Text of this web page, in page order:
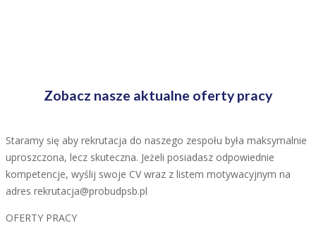
Zobacz nasze aktualne oferty pracy
Staramy się aby rekrutacja do naszego zespołu była maksymalnie
uproszczona, lecz skuteczna. Jeżeli posiadasz odpowiednie
kompetencje, wyślij swoje CV wraz z listem motywacyjnym na
adres rekrutacja@probudpsb.pl
OFERTY PRACY